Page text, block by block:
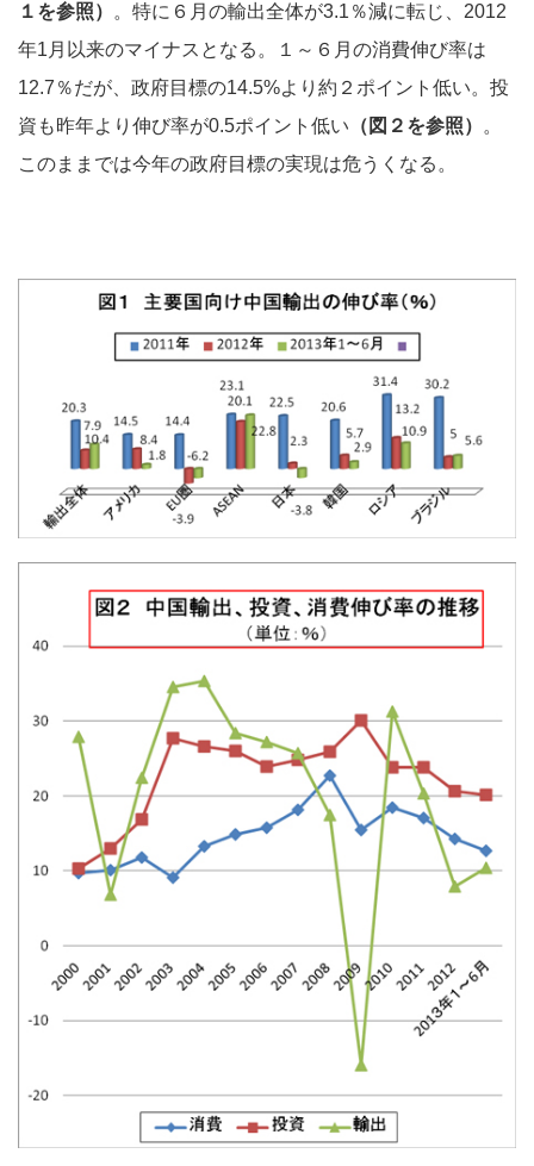
１を参照）
。特に６月の輸出全体が3.1％減に転じ、2012
年1月以来のマイナスとなる。１～６月の消費伸び率は
12.7％だが、政府目標の14.5%より約２ポイント低い。投
資も昨年より伸び率が0.5ポイント低い （図２を参照）
。
このままでは今年の政府目標の実現は危うくなる。